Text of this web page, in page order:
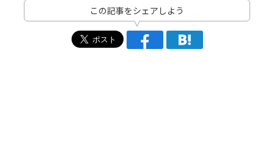
この記事をシェアしよう